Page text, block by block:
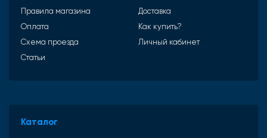
Правила магазина
Доставка
Оплата
Как купить?
Схема проезда
Личный кабинет
Статьи
Каталог